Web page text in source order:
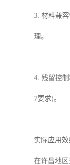
3. 材料兼
理。
4. 残留控
7要求)。
实际应用效
在许昌地